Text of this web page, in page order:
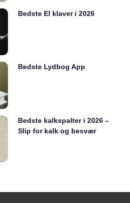
Bedste El klaver i 2026
Bedste Lydbog App
Bedste kalkspalter i 2026 –
Slip for kalk og besvær